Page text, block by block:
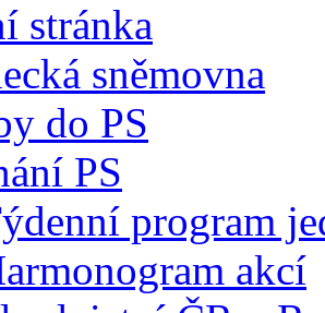
stránka
sněmovna
do PS
PS
program
akcí